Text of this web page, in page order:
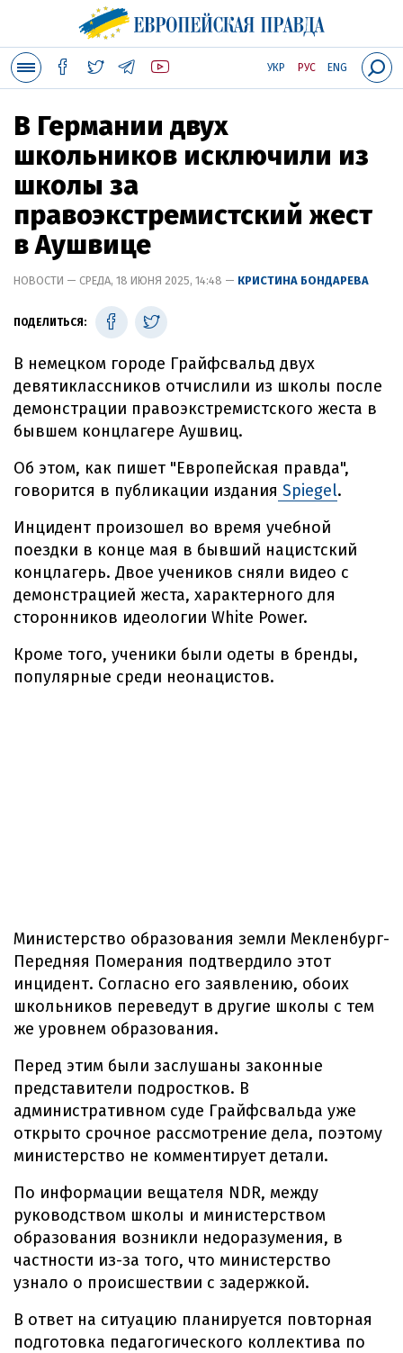
УКР РУС ENG
В Германии двух
школьников исключили из
школы за
правоэкстремистский жест
в Аушвице
НОВОСТИ — СРЕДА, 18 ИЮНЯ 2025, 14:48 — КРИСТИНА БОНДАРЕВА
ПОДЕЛИТЬСЯ:
В немецком городе Грайфсвальд двух
девятиклассников отчислили из школы после
демонстрации правоэкстремистского жеста в
бывшем концлагере Аушвиц.
Об этом, как пишет "Европейская правда",
говорится в публикации издания Spiegel.
Инцидент произошел во время учебной
поездки в конце мая в бывший нацистский
концлагерь. Двое учеников сняли видео с
демонстрацией жеста, характерного для
сторонников идеологии White Power.
Кроме того, ученики были одеты в бренды,
популярные среди неонацистов.
Министерство образования земли Мекленбург-
Передняя Померания подтвердило этот
инцидент. Согласно его заявлению, обоих
школьников переведут в другие школы с тем
же уровнем образования.
Перед этим были заслушаны законные
представители подростков. В
административном суде Грайфсвальда уже
открыто срочное рассмотрение дела, поэтому
министерство не комментирует детали.
По информации вещателя NDR, между
руководством школы и министерством
образования возникли недоразумения, в
частности из-за того, что министерство
узнало о происшествии с задержкой.
В ответ на ситуацию планируется повторная
подготовка педагогического коллектива по